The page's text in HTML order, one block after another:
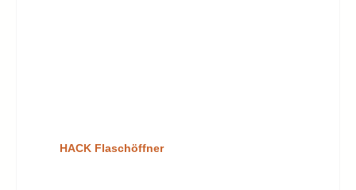
HACK Flaschöffner